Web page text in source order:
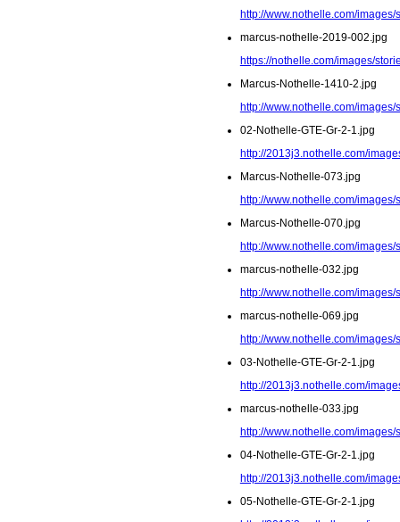
http://www.nothelle.com/
marcus-nothelle-2019-002.jpg
https://nothelle.com/images/
Marcus-Nothelle-1410-2.jpg
http://www.nothelle.com/
02-Nothelle-GTE-Gr-2-1.jpg
http://2013j3.nothelle.com/
Marcus-Nothelle-073.jpg
http://www.nothelle.com/
Marcus-Nothelle-070.jpg
http://www.nothelle.com/
marcus-nothelle-032.jpg
http://www.nothelle.com/
marcus-nothelle-069.jpg
http://www.nothelle.com/
03-Nothelle-GTE-Gr-2-1.jpg
http://2013j3.nothelle.com/
marcus-nothelle-033.jpg
http://www.nothelle.com/
04-Nothelle-GTE-Gr-2-1.jpg
http://2013j3.nothelle.com/
05-Nothelle-GTE-Gr-2-1.jpg